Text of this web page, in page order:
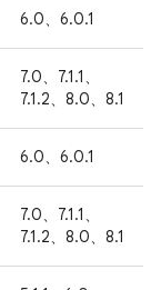
6.0、6.0.1
7.0、7.1.1、
7.1.2、8.0、8.1
6.0、6.0.1
7.0、7.1.1、
7.1.2、8.0、8.1